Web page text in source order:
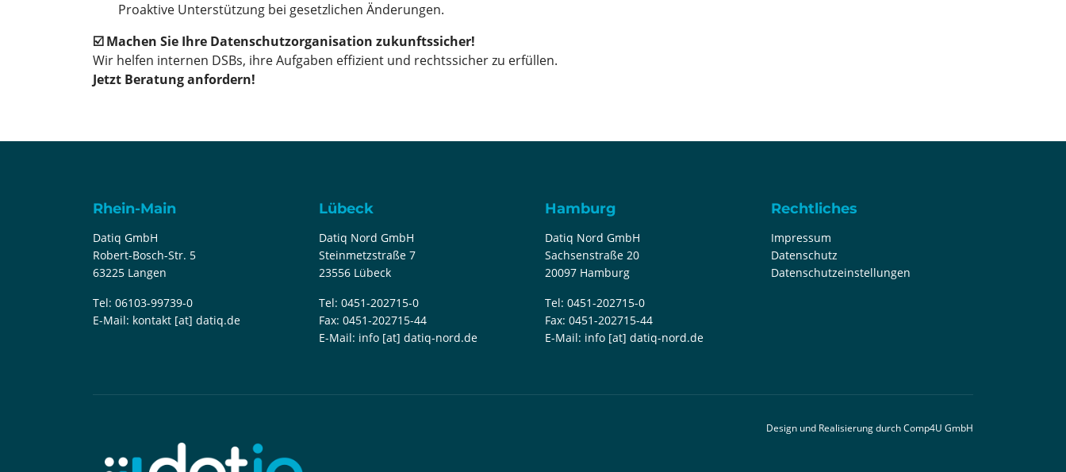
Proaktive Unterstützung bei gesetzlichen Änderungen.
☑️ Machen Sie Ihre Datenschutzorganisation zukunftssicher!
Wir helfen internen DSBs, ihre Aufgaben effizient und rechtssicher zu erfüllen.
Jetzt Beratung anfordern!
Rhein-Main
Datiq GmbH
Robert-Bosch-Str. 5
63225 Langen
Tel: 06103-99739-0
E-Mail: kontakt [at] datiq.de
Lübeck
Datiq Nord GmbH
Steinmetzstraße 7
23556 Lübeck
Tel: 0451-202715-0
Fax: 0451-202715-44
E-Mail: info [at] datiq-nord.de
Hamburg
Datiq Nord GmbH
Sachsenstraße 20
20097 Hamburg
Tel: 0451-202715-0
Fax: 0451-202715-44
E-Mail: info [at] datiq-nord.de
Rechtliches
Impressum
Datenschutz
Datenschutzeinstellungen
Design und Realisierung durchComp4U GmbH